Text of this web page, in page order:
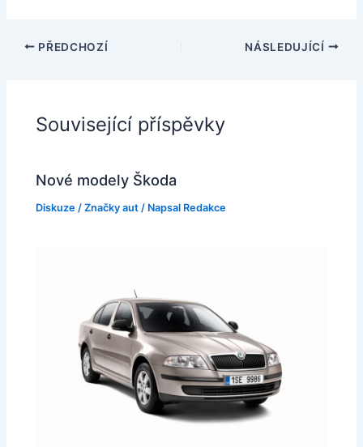
PŘEDCHOZÍ NÁSLEDUJÍCÍ
Související příspěvky
Nové modely Škoda
Diskuze /Značky aut / Napsal Redakce